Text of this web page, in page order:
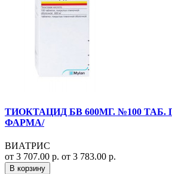
ТИОКТАЦИД БВ 600МГ. №100 ТАБ.
ФАРМА/
ВИАТРИС
от 3 707.00 р. от 3 783.00 р.
В корзину